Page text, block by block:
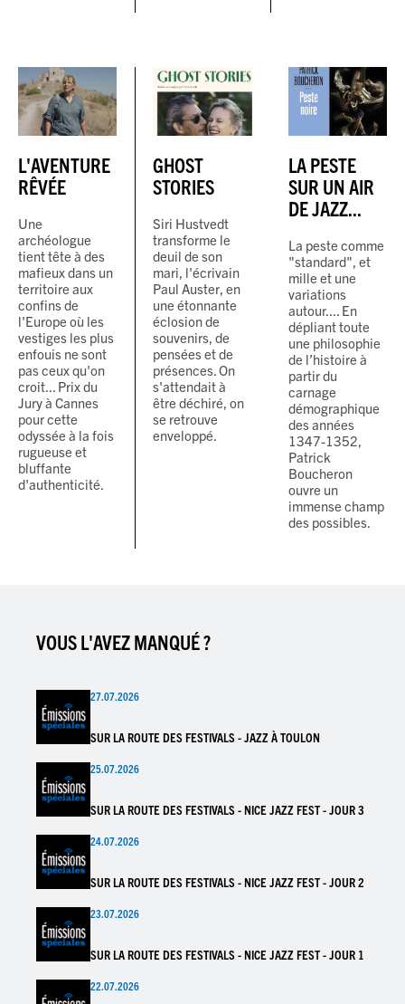
L'AVENTURE
RÊVÉE
Une
archéologue
tient tête à des
mafieux dans un
territoire aux
confins de
l'Europe où les
vestiges les plus
enfouis ne sont
pas ceux qu'on
croit... Prix du
Jury à Cannes
pour cette
odyssée à la fois
rugueuse et
bluffante
d'authenticité.
GHOST
STORIES
Siri Hustvedt
transforme le
deuil de son
mari, l'écrivain
Paul Auster, en
une étonnante
éclosion de
souvenirs, de
pensées et de
présences. On
s'attendait à
être déchiré, on
se retrouve
enveloppé.
LA PESTE
SUR UN AIR
DE JAZZ...
La peste comme
"standard", et
mille et une
variations
autour.... En
dépliant toute
une philosophie
de l’histoire à
partir du
carnage
démographique
des années
1347-1352,
Patrick
Boucheron
ouvre un
immense champ
des possibles.
VOUS L'AVEZ MANQUÉ ?
27.07.2026
SUR LA ROUTE DES FESTIVALS - JAZZ À TOULON
25.07.2026
SUR LA ROUTE DES FESTIVALS - NICE JAZZ FEST - JOUR 3
24.07.2026
SUR LA ROUTE DES FESTIVALS - NICE JAZZ FEST - JOUR 2
23.07.2026
SUR LA ROUTE DES FESTIVALS - NICE JAZZ FEST - JOUR 1
22.07.2026